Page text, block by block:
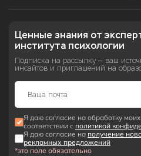
Ценные знания от
института психологии
Подписка на рассылку — ваш
инсайтов и приглашений на
Я даю согласие на обработку
соответствии с политикой
Я даю согласие на получение
рекламных предложений
*это поле обязательно